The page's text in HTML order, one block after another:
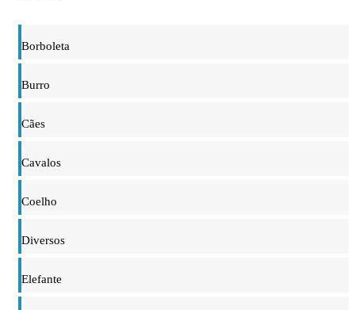
Borboleta
Burro
Cães
Cavalos
Coelho
Diversos
Elefante